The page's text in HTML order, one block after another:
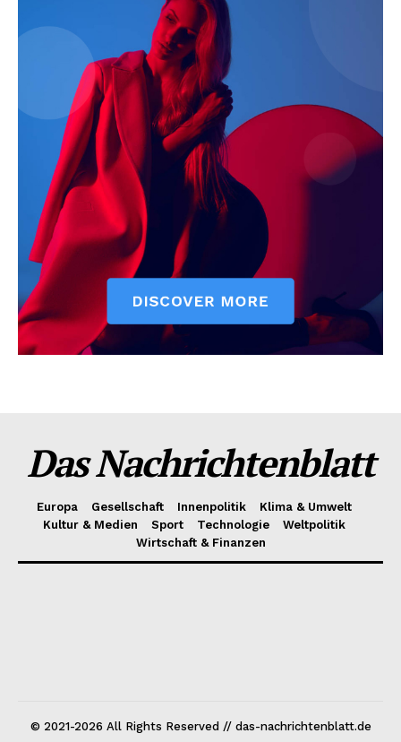
Das Nachrichtenblatt
Europa Gesellschaft Innenpolitik
Klima & Umwelt
Kultur & Medien
Sport Technologie
Weltpolitik
Wirtschaft & Finanzen
© 2021-2026 All Rights Reserved // das-nachrichtenblatt.de